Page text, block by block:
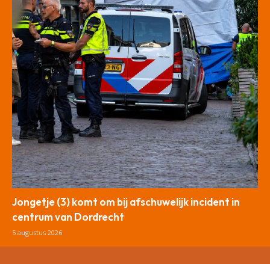
Jongetje (3) komt om bij afschuwelijk incident in
centrum van Dordrecht
5 augustus 2026